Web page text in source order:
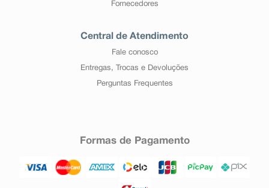
Fornecedores
Central de Atendimento
Fale conosco
Entregas, Trocas e Devoluções
Perguntas Frequentes
Formas de Pagamento